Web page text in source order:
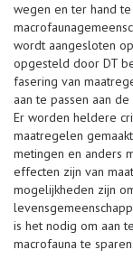
wegen en ter hand
wordt aangesloten
opgesteld door DT
fasering van
aan te passen aan
Er worden heldere
maatregelen
metingen en anders
effecten zijn van
mogelijkheden zijn
is het nodig om aan
macrofauna te sparen.